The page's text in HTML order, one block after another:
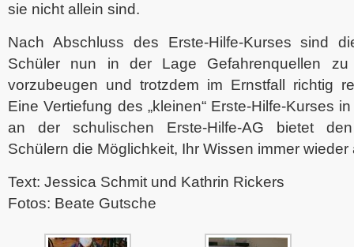
sie nicht allein sind.
Nach Abschluss des Erste-Hilfe-Kurses sind
Schüler nun in der Lage Gefahrenquellen zu
vorzubeugen und trotzdem im Ernstfall richtig
Eine Vertiefung des „kleinen“ Erste-Hilfe-Kurses
an der schulischen Erste-Hilfe-AG bietet
Schülern die Möglichkeit, Ihr Wissen immer
Text: Jessica Schmit und Kathrin Rickers
Fotos: Beate Gutsche